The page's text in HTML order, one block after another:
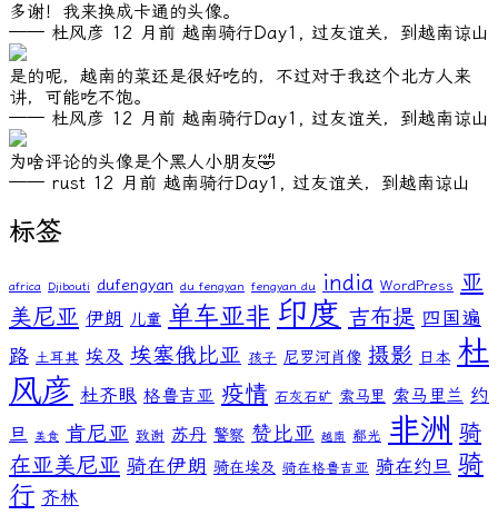
多谢！我来换成卡通的头像。
—— 杜风彦 12 月前 越南骑行Day1, 过友谊关，到越南谅山
是的呢，越南的菜还是很好吃的，不过对于我这个北方人来
讲，可能吃不饱。
—— 杜风彦 12 月前 越南骑行Day1, 过友谊关，到越南谅山
为啥评论的头像是个黑人小朋友🤣
—— rust 12 月前 越南骑行Day1, 过友谊关，到越南谅山
标签
africa Djibouti dufengyan du fengyan fengyan du india WordPress 亚
美尼亚 伊朗 儿童 单车亚非 印度 吉布提 四国遍
路 土耳其 埃及 埃塞俄比亚 孩子 尼罗河肖像 摄影 日本 杜
风彦 杜齐眼 格鲁吉亚 疫情 石灰石矿 索马里 索马里兰 约
旦
美食 肯尼亚 致谢 苏丹 警察 赞比亚 越南 郗光 非洲 骑
在亚美尼亚 骑在伊朗 骑在埃及 骑在格鲁吉亚 骑在约旦 骑
行 齐林